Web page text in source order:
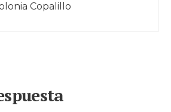
Copalillo